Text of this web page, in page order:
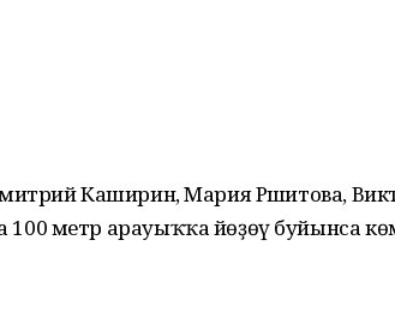
Каширин, Мария Рәшитова,
100 метр арауыҡҡа йөҙөү буйынса